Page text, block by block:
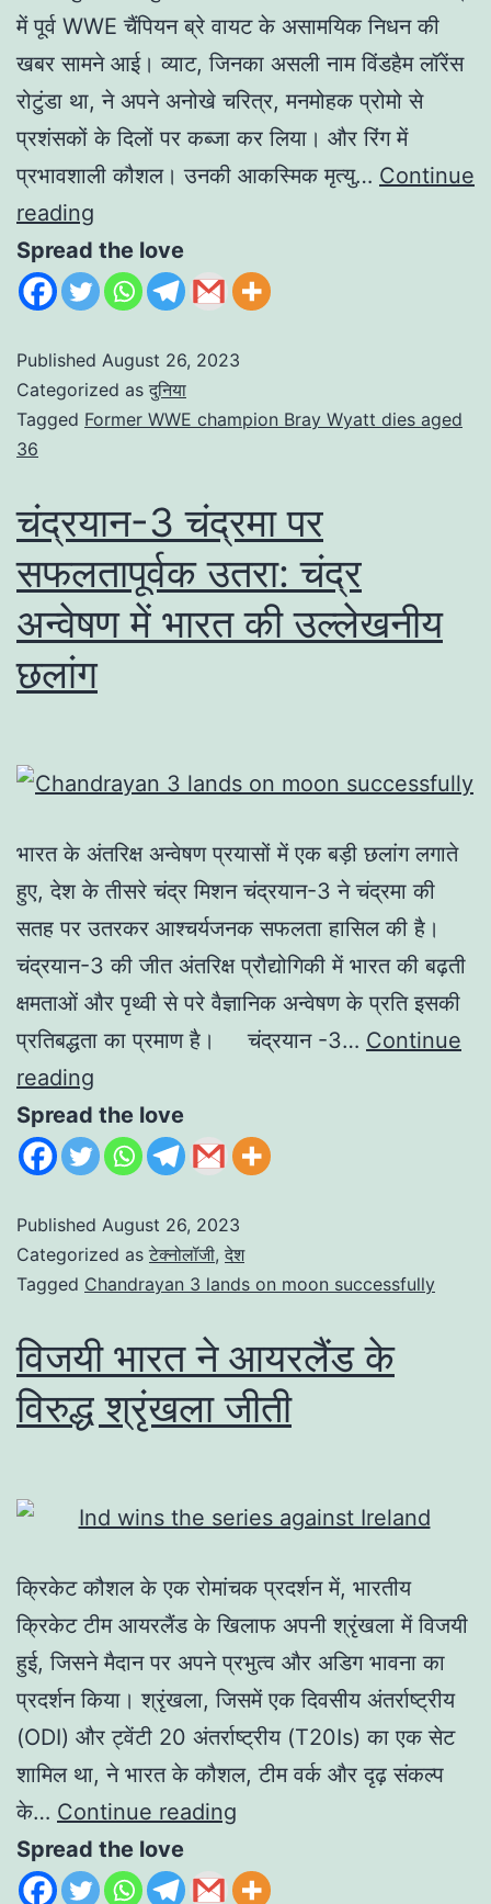
में पूर्व WWE चैंपियन ब्रे वायट के असामयिक निधन की
खबर सामने आई। व्याट, जिनका असली नाम विंडहैम लॉरेंस
रोटुंडा था, ने अपने अनोखे चरित्र, मनमोहक प्रोमो से
प्रशंसकों के दिलों पर कब्जा कर लिया। और रिंग में
प्रभावशाली कौशल। उनकी आकस्मिक मृत्यु… Continue
reading
Spread the love
Published August 26, 2023
Categorized as दुनिया
Tagged Former WWE champion Bray Wyatt dies aged
36
चंद्रयान-3 चंद्रमा पर
सफलतापूर्वक उतरा: चंद्र
अन्वेषण में भारत की उल्लेखनीय
छलांग
भारत के अंतरिक्ष अन्वेषण प्रयासों में एक बड़ी छलांग लगाते
हुए, देश के तीसरे चंद्र मिशन चंद्रयान-3 ने चंद्रमा की
सतह पर उतरकर आश्चर्यजनक सफलता हासिल की है।
चंद्रयान-3 की जीत अंतरिक्ष प्रौद्योगिकी में भारत की बढ़ती
क्षमताओं और पृथ्वी से परे वैज्ञानिक अन्वेषण के प्रति इसकी
प्रतिबद्धता का प्रमाण है। चंद्रयान -3… Continue
reading
Spread the love
Published August 26, 2023
Categorized as टेक्नोलॉजी, देश
Tagged Chandrayan 3 lands on moon successfully
विजयी भारत ने आयरलैंड के
विरुद्ध श्रृंखला जीती
क्रिकेट कौशल के एक रोमांचक प्रदर्शन में, भारतीय
क्रिकेट टीम आयरलैंड के खिलाफ अपनी श्रृंखला में विजयी
हुई, जिसने मैदान पर अपने प्रभुत्व और अडिग भावना का
प्रदर्शन किया। श्रृंखला, जिसमें एक दिवसीय अंतर्राष्ट्रीय
(ODI) और ट्वेंटी 20 अंतर्राष्ट्रीय (T20Is) का एक सेट
शामिल था, ने भारत के कौशल, टीम वर्क और दृढ़ संकल्प
के… Continue reading
Spread the love